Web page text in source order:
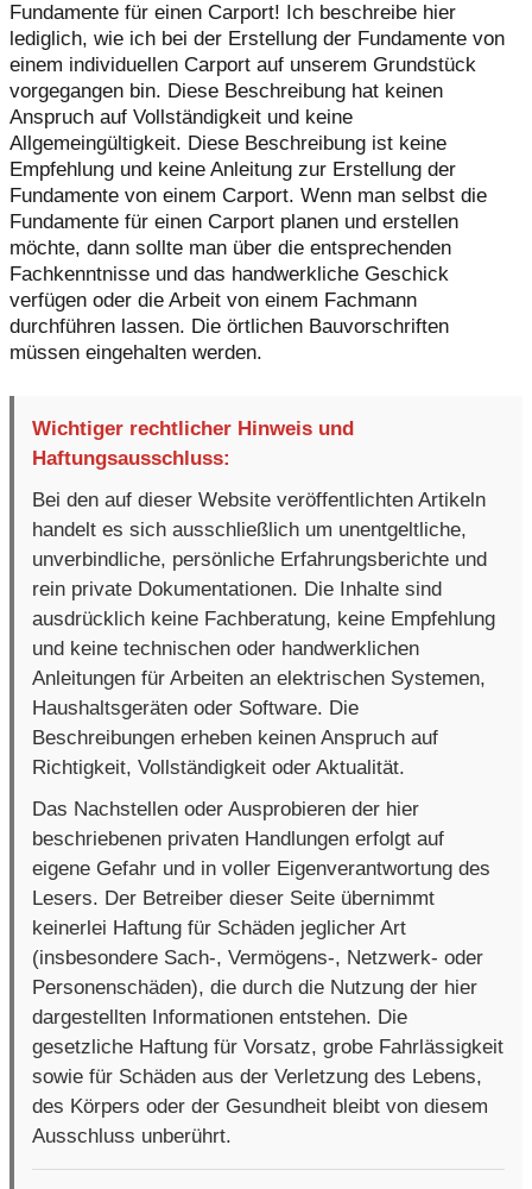
Fundamente für einen Carport! Ich beschreibe hier
lediglich, wie ich bei der Erstellung der Fundamente von
einem individuellen Carport auf unserem Grundstück
vorgegangen bin. Diese Beschreibung hat keinen
Anspruch auf Vollständigkeit und keine
Allgemeingültigkeit. Diese Beschreibung ist keine
Empfehlung und keine Anleitung zur Erstellung der
Fundamente von einem Carport. Wenn man selbst die
Fundamente für einen Carport planen und erstellen
möchte, dann sollte man über die entsprechenden
Fachkenntnisse und das handwerkliche Geschick
verfügen oder die Arbeit von einem Fachmann
durchführen lassen. Die örtlichen Bauvorschriften
müssen eingehalten werden.
Wichtiger rechtlicher Hinweis und
Haftungsausschluss:
Bei den auf dieser Website veröffentlichten Artikeln
handelt es sich ausschließlich um unentgeltliche,
unverbindliche, persönliche Erfahrungsberichte und
rein private Dokumentationen. Die Inhalte sind
ausdrücklich keine Fachberatung, keine Empfehlung
und keine technischen oder handwerklichen
Anleitungen für Arbeiten an elektrischen Systemen,
Haushaltsgeräten oder Software. Die
Beschreibungen erheben keinen Anspruch auf
Richtigkeit, Vollständigkeit oder Aktualität.
Das Nachstellen oder Ausprobieren der hier
beschriebenen privaten Handlungen erfolgt auf
eigene Gefahr und in voller Eigenverantwortung des
Lesers. Der Betreiber dieser Seite übernimmt
keinerlei Haftung für Schäden jeglicher Art
(insbesondere Sach-, Vermögens-, Netzwerk- oder
Personenschäden), die durch die Nutzung der hier
dargestellten Informationen entstehen. Die
gesetzliche Haftung für Vorsatz, grobe Fahrlässigkeit
sowie für Schäden aus der Verletzung des Lebens,
des Körpers oder der Gesundheit bleibt von diesem
Ausschluss unberührt.